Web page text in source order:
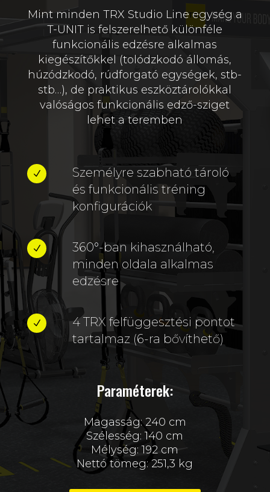
Mint minden TRX Studio Line egység a
T-UNIT is felszerelhető különféle
funkcionális edzésre alkalmas
kiegészítőkkel (tolódzkodó állomás,
húzódzkodó, rúdforgató egységek, stb-
stb…), de praktikus eszköztárolókkal
valóságos funkcionális edző-sziget
lehet a teremben
N
Személyre szabható tároló
és funkcionális tréning
konfigurációk
N
360°-ban kihasználható,
minden oldala alkalmas
edzésre
N
4 TRX felfüggesztési pontot
tartalmaz (6-ra bővíthető)
Paraméterek:
Magasság: 240 cm
Szélesség: 140 cm
Mélység: 192 cm
Nettó tömeg: 251,3 kg